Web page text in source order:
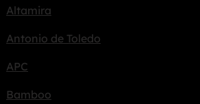
Altamira
Antonio de Toledo
APC
Bamboo